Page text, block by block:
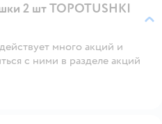
2 шт TOPOTUSHKI
много акций и
с ними в разделе акций